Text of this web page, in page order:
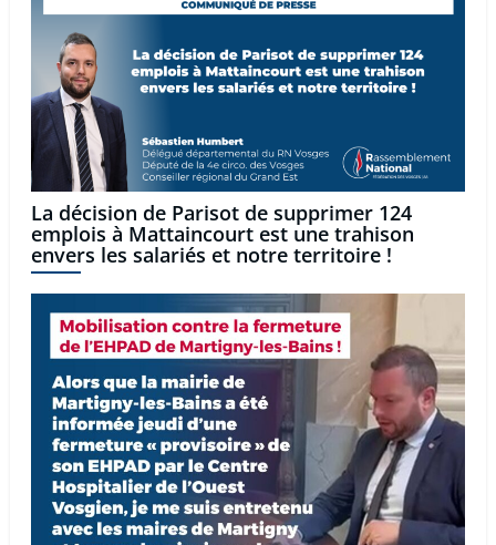
La décision de Parisot de supprimer 124
emplois à Mattaincourt est une trahison
envers les salariés et notre territoire !